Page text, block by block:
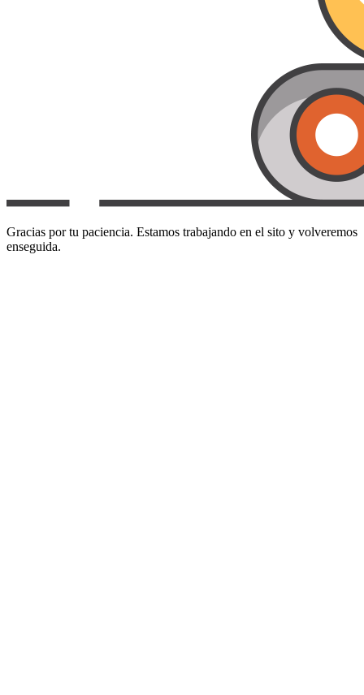
Gracias por tu paciencia. Estamos trabajando en el sito y volveremos
enseguida.